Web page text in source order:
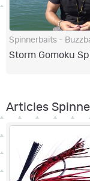
Spinnerbaits -
Storm Gomoku
Articles